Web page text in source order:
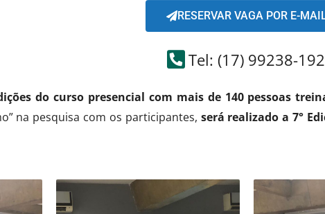
RESERVAR VAGA POR E-
Tel: (17) 99238-
do curso presencial com mais de 140 pessoas
na pesquisa com os participantes, será realizado a 7°